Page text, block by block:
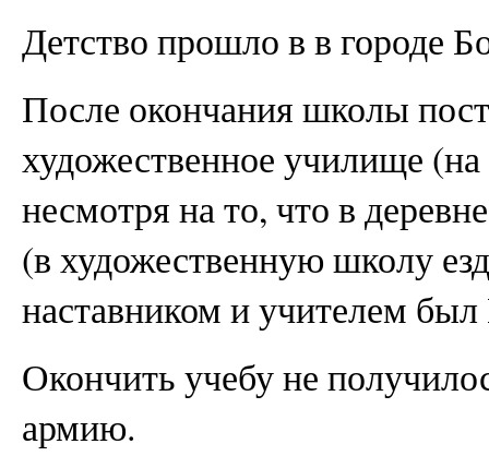
Детство прошло в в городе
После окончания школы
художественное училище
несмотря на то, что в
(в художественную школу
наставником и учителем
Окончить учебу не
армию.